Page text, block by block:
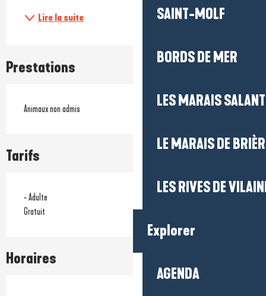
SAINT-MOLF
BORDS DE MER
LES MARAIS
LE MARAIS DE
LES RIVES DE
Explorer
AGENDA
Lire la suite
Prestations
Animaux non admis
Tarifs
- Adulte
Gratuit
Horaires